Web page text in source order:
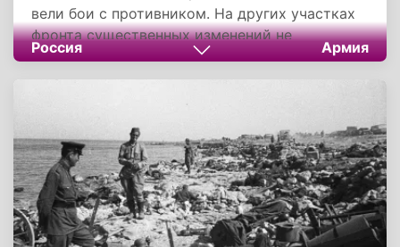
вели бои с противником. На других участках
фронта существенных изменений не
произошло. Наши герои - бойцы и командиры,
артиллерии рассеяно и уничтожено до полка
немецкой пехоты, уничтожено 3
артиллерийские и несколько миномётных
батарей противника.
Россия Армия